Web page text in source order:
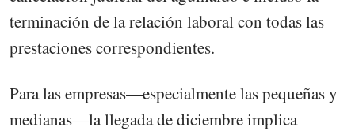
terminación de la relación laboral con todas las
prestaciones correspondientes.
Para las empresas—especialmente las pequeñas y
medianas—la llegada de diciembre implica